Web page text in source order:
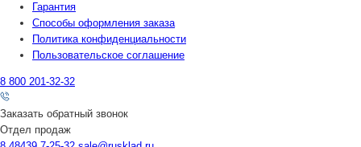
Гарантия
Способы оформления заказа
Политика конфиденциальности
Пользовательское соглашение
8 800 201-32-32
Заказать обратный звонок
Отдел продаж